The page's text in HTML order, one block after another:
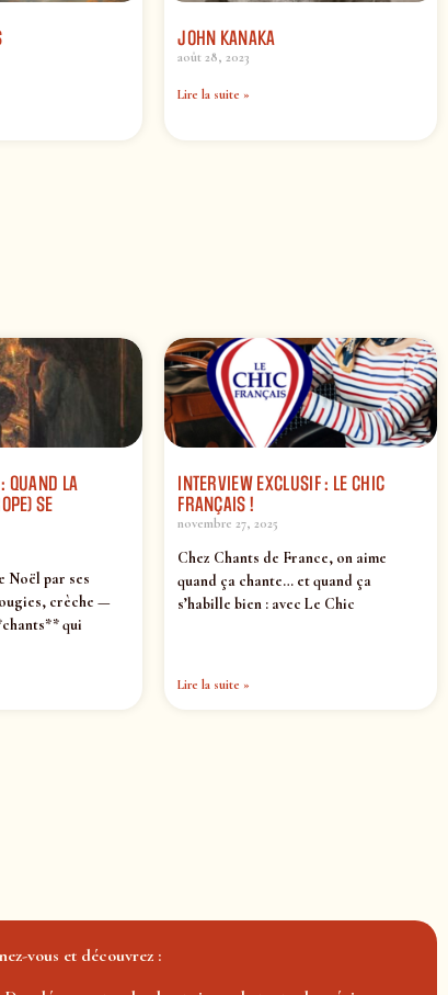
JOHN KANAKA
août 28, 2023
Lire la suite »
QUAND LA
SE
Noël par ses
crèche —
qui
INTERVIEW EXCLUSIF : LE CHIC
FRANÇAIS !
novembre 27, 2025
Chez Chants de France, on aime
quand ça chante… et quand ça
s’habille bien : avec Le Chic
Lire la suite »
vous et découvrez :